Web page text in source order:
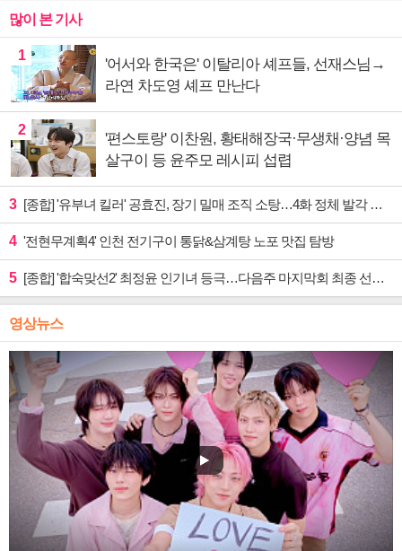
많이 본 기사
1
'어서와 한국은' 이탈리아 셰프들, 선재스님→
라연 차도영 셰프 만난다
2
'편스토랑' 이찬원, 황태해장국·무생채·양념 목
살구이 등 윤주모 레시피 섭렵
3 [종합] '유부녀 킬러' 공효진, 장기 밀매 조직 소탕…4화 정체 발각 위기 예고
4 '전현무계획4' 인천 전기구이 통닭&삼계탕 노포 맛집 탐방
5 [종합] '합숙맞선2' 최정윤 인기녀 등극…다음주 마지막회 최종 선택 예고
영상뉴스